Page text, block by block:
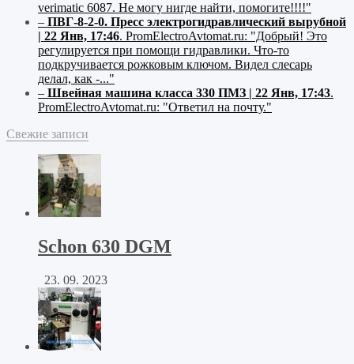
verimatic 6087. Не могу нигде найти, помогите!!!!"
– ПВГ-8-2-0. Пресс электрогидравлический вырубной
| 22 Янв, 17:46. PromElectroAvtomat.ru: "Добрый! Это
регулируется при помощи гидравлики. Что-то
подкручивается рожковым ключом. Видел слесарь
делал, как -..."
– Швейная машина класса 330 ПМЗ | 22 Янв, 17:43.
PromElectroAvtomat.ru: "Ответил на почту."
Свежие записи
Schon 630 DGM
23. 09. 2023